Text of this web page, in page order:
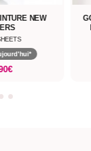
CEINTURE RÉALISTE
UNCUT 18 CM
KING COCK
Expédié aujourd'hui*